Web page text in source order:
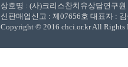
상호명 : (사)크리스찬치유상담연구
신판매업신고 : 제07656호 대표자 :
Copyright © 2016 chci.or.kr All Rights